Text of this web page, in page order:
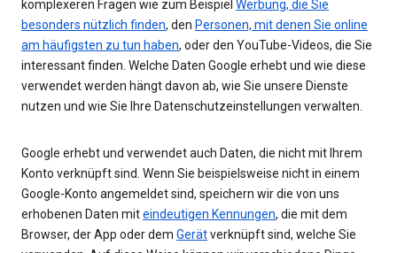
komplexeren Fragen wie zum Beispiel Werbung, die Sie
besonders nützlich finden, den Personen, mit denen Sie online
am häufigsten zu tun haben, oder den YouTube-Videos, die Sie
interessant finden. Welche Daten Google erhebt und wie diese
verwendet werden hängt davon ab, wie Sie unsere Dienste
nutzen und wie Sie Ihre Datenschutzeinstellungen verwalten.
Google erhebt und verwendet auch Daten, die nicht mit Ihrem
Konto verknüpft sind. Wenn Sie beispielsweise nicht in einem
Google-Konto angemeldet sind, speichern wir die von uns
erhobenen Daten miteindeutigen Kennungen, die mit dem
Browser, der App oder dem Gerätverknüpft sind, welche Sie